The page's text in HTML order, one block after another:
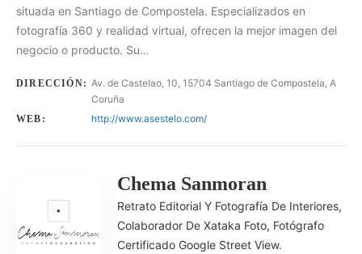
situada en Santiago de Compostela. Especializados en
fotografía 360 y realidad virtual, ofrecen la mejor imagen del
negocio o producto. Su…
DIRECCIÓN: Av. de Castelao, 10, 15704 Santiago de Compostela, A
Coruña
WEB: http://www.asestelo.com/
Chema Sanmoran
Retrato Editorial Y Fotografía De Interiores,
Colaborador De Xataka Foto, Fotógrafo
Certificado Google Street View.